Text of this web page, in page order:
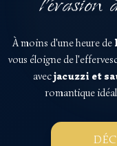
À moins d'une heure de
vous éloigne de
avecjacuzzi et
romantique